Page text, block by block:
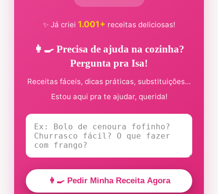
✨ Já criei 1.001+ receitas deliciosas!
👩‍🍳 Precisa de ajuda na cozinha?
Pergunta pra Isa!
Receitas fáceis, dicas práticas, substituições...
Estou aqui pra te ajudar, querida!
👩‍🍳 Pedir Minha Receita Agora